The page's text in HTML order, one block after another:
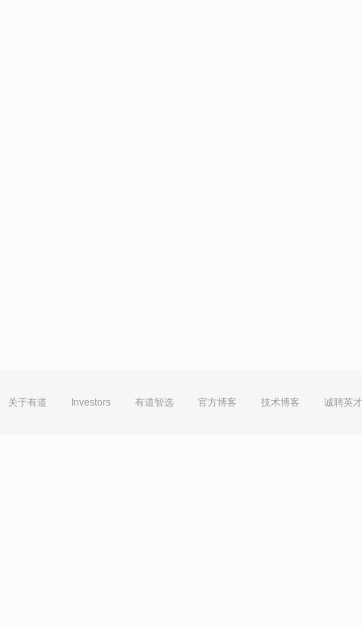
关于有道 Investors 有道智选 官方博客 技术博客 诚聘英才